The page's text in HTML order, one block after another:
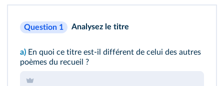
Question 1 Analysez le titre
a) En quoi ce titre est-il différent de celui des autres
poèmes du recueil ?